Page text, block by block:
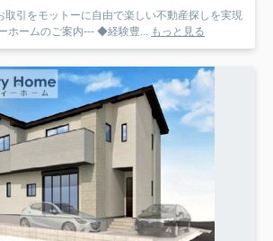
取引をモットーに自由で楽しい不動産探しを実現
ホームのご案内--- ◆経験豊... もっと見る